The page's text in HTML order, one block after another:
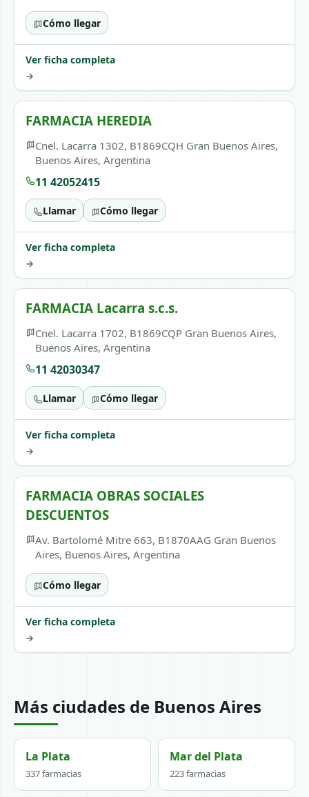
Cómo llegar
Ver ficha completa
→
FARMACIA HEREDIA
Cnel. Lacarra 1302, B1869CQH Gran Buenos Aires,
Buenos Aires, Argentina
11 42052415
Llamar Cómo llegar
Ver ficha completa
→
FARMACIA Lacarra s.c.s.
Cnel. Lacarra 1702, B1869CQP Gran Buenos Aires,
Buenos Aires, Argentina
11 42030347
Llamar Cómo llegar
Ver ficha completa
→
FARMACIA OBRAS SOCIALES
DESCUENTOS
Av. Bartolomé Mitre 663, B1870AAG Gran Buenos
Aires, Buenos Aires, Argentina
Cómo llegar
Ver ficha completa
→
Más ciudades de Buenos Aires
La Plata
337 farmacias
Mar del Plata
223 farmacias